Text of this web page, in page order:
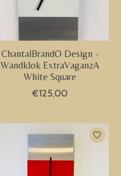
ChantalBrandO Design -
Wandklok ExtraVaganzA
White Square
€125,00